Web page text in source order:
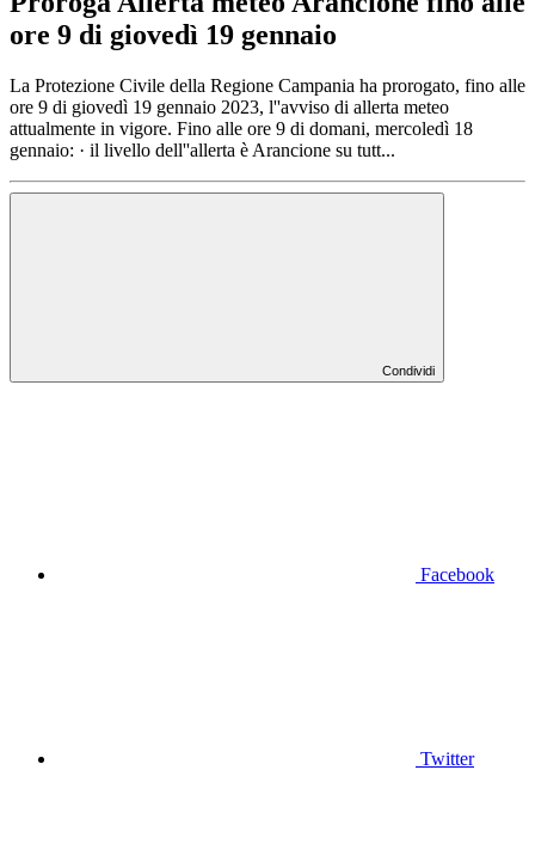
ore 9 di giovedì 19 gennaio
La Protezione Civile della Regione Campania ha prorogato, fino alle
ore 9 di giovedì 19 gennaio 2023, l''avviso di allerta meteo
attualmente in vigore. Fino alle ore 9 di domani, mercoledì 18
gennaio: · il livello dell''allerta è Arancione su tutt...
Condividi
Facebook
Twitter